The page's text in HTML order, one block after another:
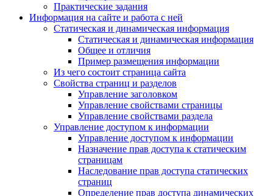
Практические задания
Информация на сайте и работа с ней
Статическая и динамическая информация
Статическая и динамическая информация
Общее и отличия
Пример размещения информации
Из чего состоит страница сайта
Свойства страниц и разделов
Управление заголовком
Управление свойствами страницы
Управление свойствами раздела
Управление доступом к информации
Управление доступом к информации
Назначение прав доступа к статическим
страницам
Наследование прав доступа статических
страниц
Определение прав доступа динамических